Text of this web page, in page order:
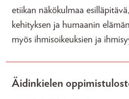
etiikan näkökulmaa
kehityksen ja humaanin
myös ihmisoikeuksien ja
Äidinkielen